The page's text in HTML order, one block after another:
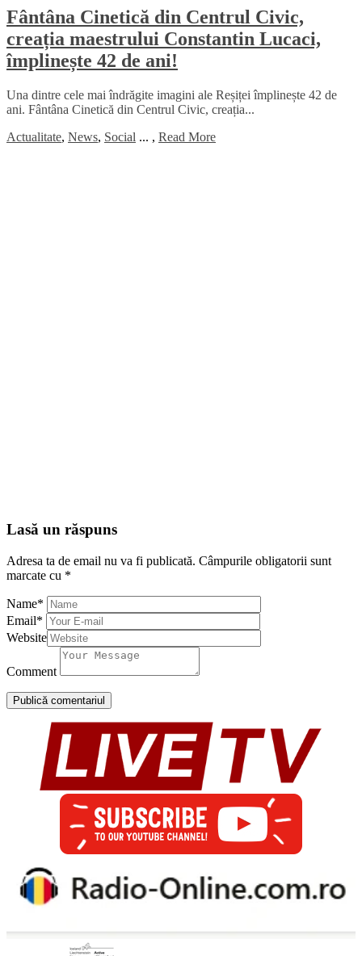
Fântâna Cinetică din Centrul Civic,
creația maestrului Constantin Lucaci,
împlinește 42 de ani!
Una dintre cele mai îndrăgite imagini ale Reșiței împlinește 42 de
ani. Fântâna Cinetică din Centrul Civic, creația...
Actualitate, News, Social ... , Read More
Lasă un răspuns
Adresa ta de email nu va fi publicată. Câmpurile obligatorii sunt
marcate cu *
Name*
Email*
Website
Comment